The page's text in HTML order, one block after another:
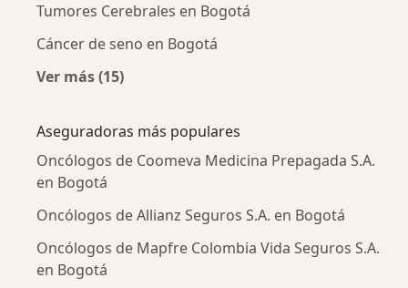
Tumores Cerebrales en Bogotá
Cáncer de seno en Bogotá
Ver más (15)
Aseguradoras más populares
Oncólogos de Coomeva Medicina Prepagada S.A.
en Bogotá
Oncólogos de Allianz Seguros S.A. en Bogotá
Oncólogos de Mapfre Colombia Vida Seguros S.A.
en Bogotá